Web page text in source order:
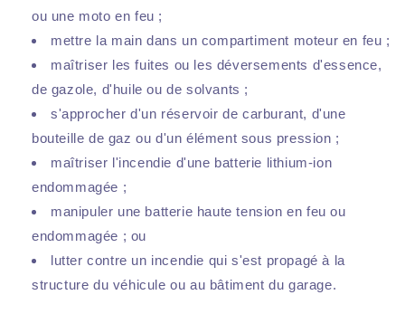
ou une moto en feu ;
mettre la main dans un compartiment moteur en feu ;
maîtriser les fuites ou les déversements d'essence,
de gazole, d'huile ou de solvants ;
s'approcher d'un réservoir de carburant, d'une
bouteille de gaz ou d'un élément sous pression ;
maîtriser l'incendie d'une batterie lithium-ion
endommagée ;
manipuler une batterie haute tension en feu ou
endommagée ; ou
lutter contre un incendie qui s'est propagé à la
structure du véhicule ou au bâtiment du garage.